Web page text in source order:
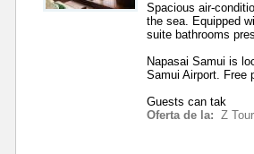
Spacious air-
the sea. Equipped
suite bathrooms
Napasai Samui is
Samui Airport. Free
Guests can tak
Oferta de la: Z Tour